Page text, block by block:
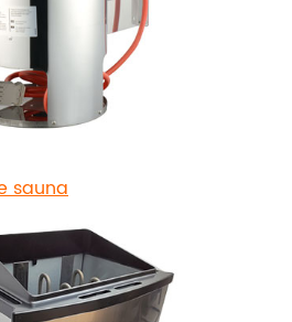
sauna